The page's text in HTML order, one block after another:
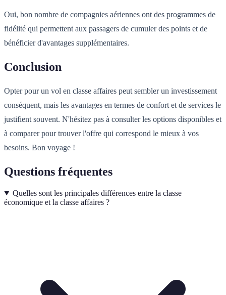
Oui, bon nombre de compagnies aériennes ont des programmes de
fidélité qui permettent aux passagers de cumuler des points et de
bénéficier d'avantages supplémentaires.
Conclusion
Opter pour un vol en classe affaires peut sembler un investissement
conséquent, mais les avantages en termes de confort et de services le
justifient souvent. N'hésitez pas à consulter les options disponibles et
à comparer pour trouver l'offre qui correspond le mieux à vos
besoins. Bon voyage !
Questions fréquentes
Quelles sont les principales différences entre la classe
économique et la classe affaires ?